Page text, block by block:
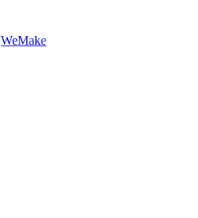
WeMake